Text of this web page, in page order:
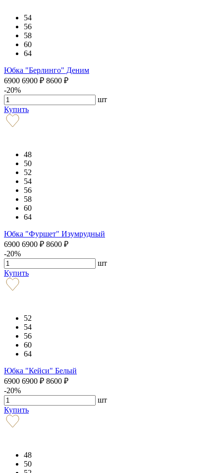
54
56
58
60
64
Юбка "Берлинго" Деним
6900 6900 ₽ 8600 ₽
-20%
шт
Купить
48
50
52
54
56
58
60
64
Юбка "Фуршет" Изумрудный
6900 6900 ₽ 8600 ₽
-20%
шт
Купить
52
54
56
60
64
Юбка "Кейси" Белый
6900 6900 ₽ 8600 ₽
-20%
шт
Купить
48
50